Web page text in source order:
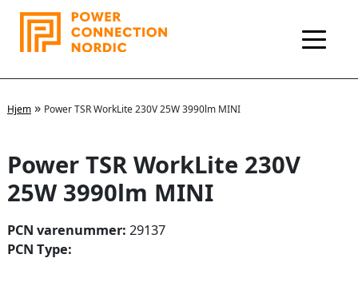
Hopp
Hjem» Power TSR WorkLite 230V 25W 3990lm MINI
Power TSR WorkLite 230V
25W 3990lm MINI
PCN varenummer: 29137
PCN Type: